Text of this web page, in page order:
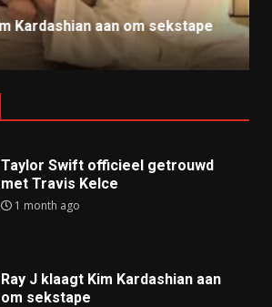
Kardashian aan om sekstape
Taylor Swift officieel getrouwd
met Travis Kelce
1 month ago
Ray J klaagt Kim Kardashian aan
om sekstape